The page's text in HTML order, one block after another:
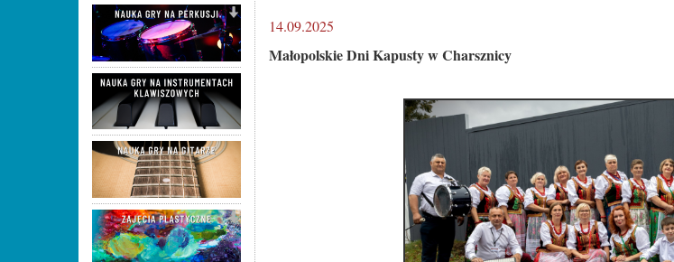
14.09.2025
Małopolskie Dni Kapusty w Charsznicy